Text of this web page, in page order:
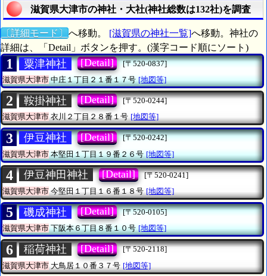
滋賀県大津市の神社・大社(神社総数は132社)を調査
〔詳細モード〕 へ移動。 [滋賀県の神社一覧]へ移動。神社の
詳細は、「Detail」ボタンを押す。(漢字コード順にソート)
1 粟津神社 [Detail]
[〒520-0837]
滋賀県大津市中庄１丁目２１番１７号 [地図等]
2 鞍掛神社 [Detail]
[〒520-0244]
滋賀県大津市衣川２丁目２８番１号 [地図等]
3 伊豆神社 [Detail]
[〒520-0242]
滋賀県大津市本堅田１丁目１９番２６号 [地図等]
4 伊豆神田神社 [Detail]
[〒520-0241]
滋賀県大津市 今堅田１丁目１６番１８号 [地図等]
5 磯成神社 [Detail]
[〒520-0105]
滋賀県大津市下阪本６丁目８番１０号 [地図等]
6 稲荷神社 [Detail]
[〒520-2118]
滋賀県大津市 大鳥居１０番３７号 [地図等]